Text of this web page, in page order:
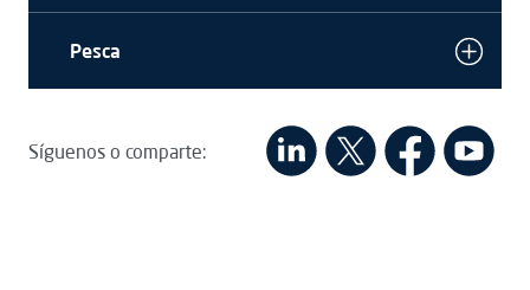
Pesca
Síguenos o comparte: